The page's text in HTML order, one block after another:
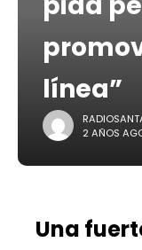
línea”
2 AÑOS
Una